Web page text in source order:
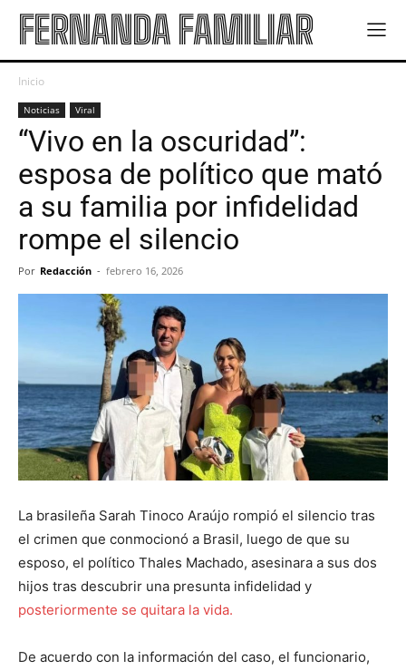
FERNANDA FAMILIAR
Inicio
Noticias Viral
“Vivo en la oscuridad”:
esposa de político que mató
a su familia por infidelidad
rompe el silencio
Por Redacción - febrero 16, 2026
La brasileña Sarah Tinoco Araújo rompió el silencio tras
el crimen que conmocionó a Brasil, luego de que su
esposo, el político Thales Machado, asesinara a sus dos
hijos tras descubrir una presunta infidelidad y
posteriormente se quitara la vida.
De acuerdo con la información del caso, el funcionario,